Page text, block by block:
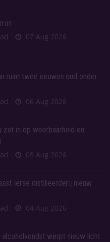
07 Aug 2026
ruim twee eeuwen oud onder
06 Aug 2026
zet in op weerbaarheid en
05 Aug 2026
Ierse distilleerderij nieuw
04 Aug 2026
alcoholvondst werpt nieuw licht